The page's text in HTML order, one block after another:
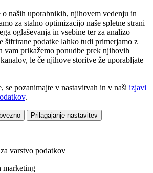
o naših uporabnikih, njihovem vedenju in
za stalno optimizacijo naše spletne strani
oglaševanja in vsebine ter za analizo
šifrirane podatke lahko tudi primerjamo z
vam prikažemo ponudbe prek njihovih
le če njihove storitve že uporabljate
se pozanimajte v nastavitvah in v naši izjavi
.
Prilagajanje nastavitev
varstvo podatkov
marketing